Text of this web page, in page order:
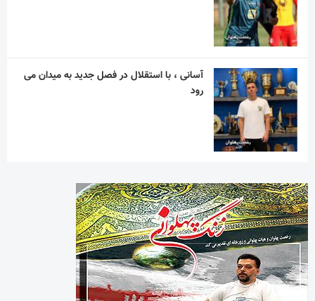
آسانی ، با استقلال در فصل جدید به میدان می
رود